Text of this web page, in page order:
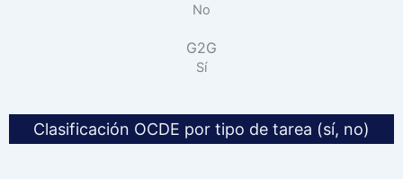
No
G2G
Sí
Clasificación OCDE por tipo de tarea (sí, no)